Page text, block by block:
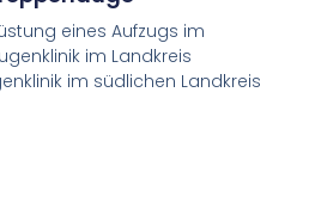
eines Aufzugs im
im Landkreis
im südlichen Landkreis